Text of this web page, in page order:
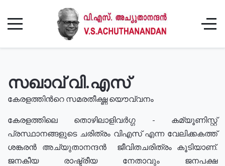
സഖാവ് വി.എസ്
കേരളത്തിൻറെ സമരതീക്ഷ്ണ യൌവ്വനം
കേരളത്തിലെ തൊഴിലാളിവർഗ്ഗ - കമ്യൂണിസ്റ്റ്
പ്രസ്ഥാനങ്ങളുടെ ചരിത്രം വിഎസ് എന്ന വേലിക്കകത്ത്
ശങ്കരൻ അച്യുതാനന്ദൻ ജീവിതചരിത്രം കൂടിയാണ്.
ജനകീയ രാഷ്ട്രീയ നേതാവും ജനപക്ഷ